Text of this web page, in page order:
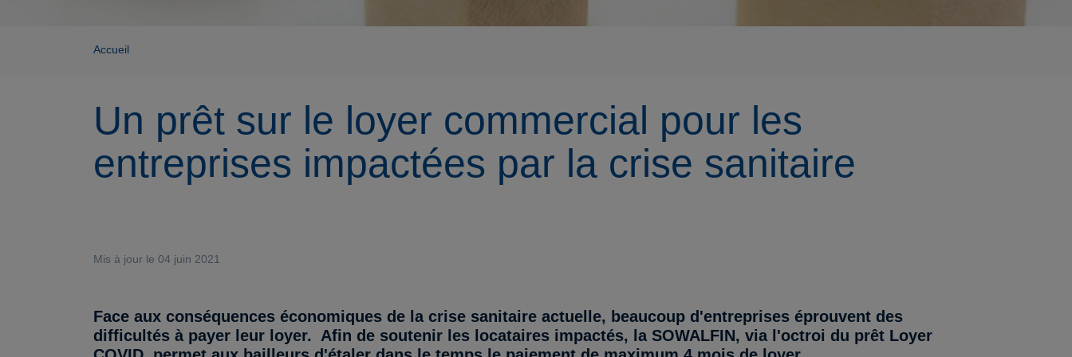
Accueil
Un prêt sur le loyer commercial pour les
entreprises impactées par la crise sanitaire
Mis à jour le 04 juin 2021
Face aux conséquences économiques de la crise sanitaire actuelle, beaucoup d'entreprises éprouvent des
difficultés à payer leur loyer. Afin de soutenir les locataires impactés, la SOWALFIN, via l'octroi du prêt Loyer